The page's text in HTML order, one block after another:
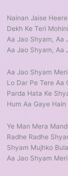
Nainan Jaise
Dekh Ke Teri
Aa Jao Shyam, Aa
Aa Jao Shyam, Aa
Aa Jao Shyam
Lo Dar Pe Tere Aa
Parda Hata Ke
Hum Aa Gaye
Ye Man Mera
Radhe Radhe
Shyam Mujhko
Aa Jao Shyam